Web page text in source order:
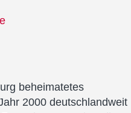
beheimatetes
2000 deutschlandweit